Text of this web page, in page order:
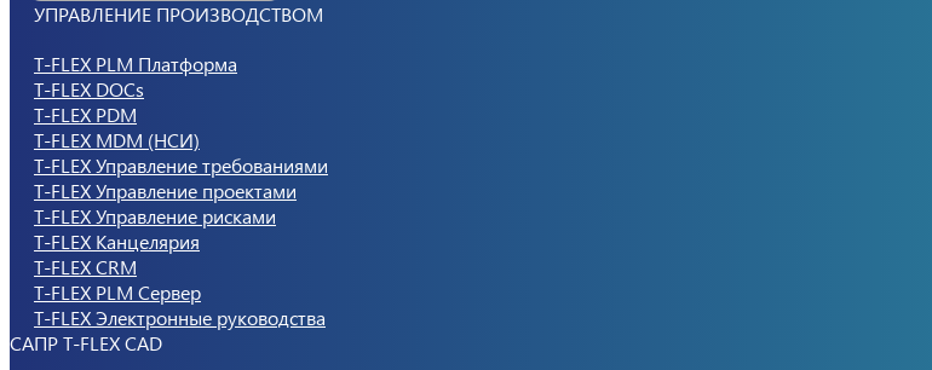
УПРАВЛЕНИЕ ПРОИЗВОДСТВОМ
T-FLEX PLM Платформа
T-FLEX DOCs
T-FLEX PDM
T-FLEX MDM (НСИ)
T-FLEX Управление требованиями
T-FLEX Управление проектами
T-FLEX Управление рисками
T-FLEX Канцелярия
T-FLEX CRM
T-FLEX PLM Сервер
T-FLEX Электронные руководства
САПР T-FLEX CAD